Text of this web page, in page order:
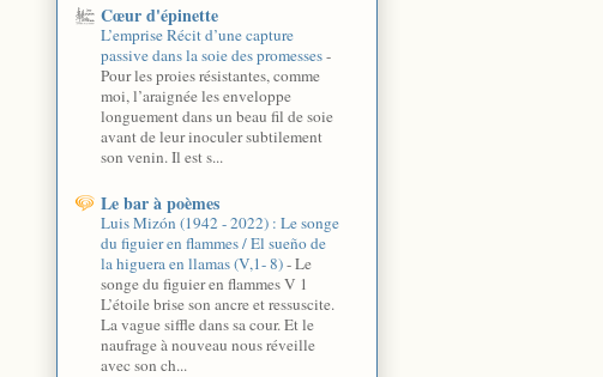
Cœur d'épinette
L’emprise Récit d’une capture
passive dans la soie des promesses-
Pour les proies résistantes, comme
moi, l’araignée les enveloppe
longuement dans un beau fil de soie
avant de leur inoculer subtilement
son venin. Il est s...
Le bar à poèmes
Luis Mizón (1942 - 2022) : Le songe
du figuier en flammes / El sueño de
la higuera en llamas (V,1- 8)-Le
songe du figuier en flammes V 1
L’étoile brise son ancre et ressuscite.
La vague siffle dans sa cour. Et le
naufrage à nouveau nous réveille
avec son ch...